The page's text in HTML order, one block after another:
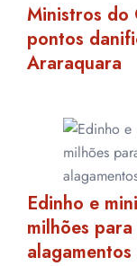
Ministros do
pontos
Araraquara
Edinho e
milhões